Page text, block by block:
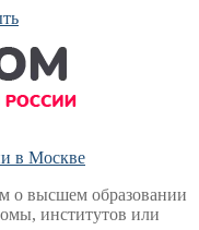
в Москве
о высшем образовании
институтов или